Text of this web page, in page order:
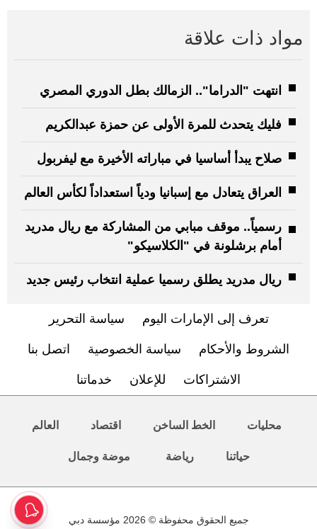
مواد ذات علاقة
انتهت "الدراما".. الزمالك بطل الدوري المصري
فليك يتحدث للمرة الأولى عن حمزة عبدالكريم
صلاح يبدأ أساسيا في مباراته الأخيرة مع ليفربول
العراق يتعادل مع إسبانيا ودياً استعداداً لكأس العالم
رسمياً.. موقف مبابي من المشاركة مع ريال مدريد
أمام برشلونة في "الكلاسيكو"
ريال مدريد يطلق رسميا عملية انتخاب رئيس جديد
تعرف إلى الإمارات اليوم سياسة التحرير
الشروط والأحكام سياسة الخصوصية اتصل بنا
الاشتراكات للإعلان خدماتنا
محليات الخط الساخن اقتصاد العالم
حياتنا رياضة موضة وجمال
جميع الحقوق محفوظة © 2026 مؤسسة دبي